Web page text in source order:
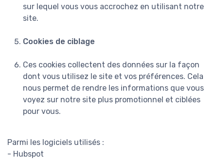
sur lequel vous vous accrochez en utilisant notre
site.
Cookies de ciblage
Ces cookies collectent des données sur la façon
dont vous utilisez le site et vos préférences. Cela
nous permet de rendre les informations que vous
voyez sur notre site plus promotionnel et ciblées
pour vous.
Parmi les logiciels utilisés :
- Hubspot